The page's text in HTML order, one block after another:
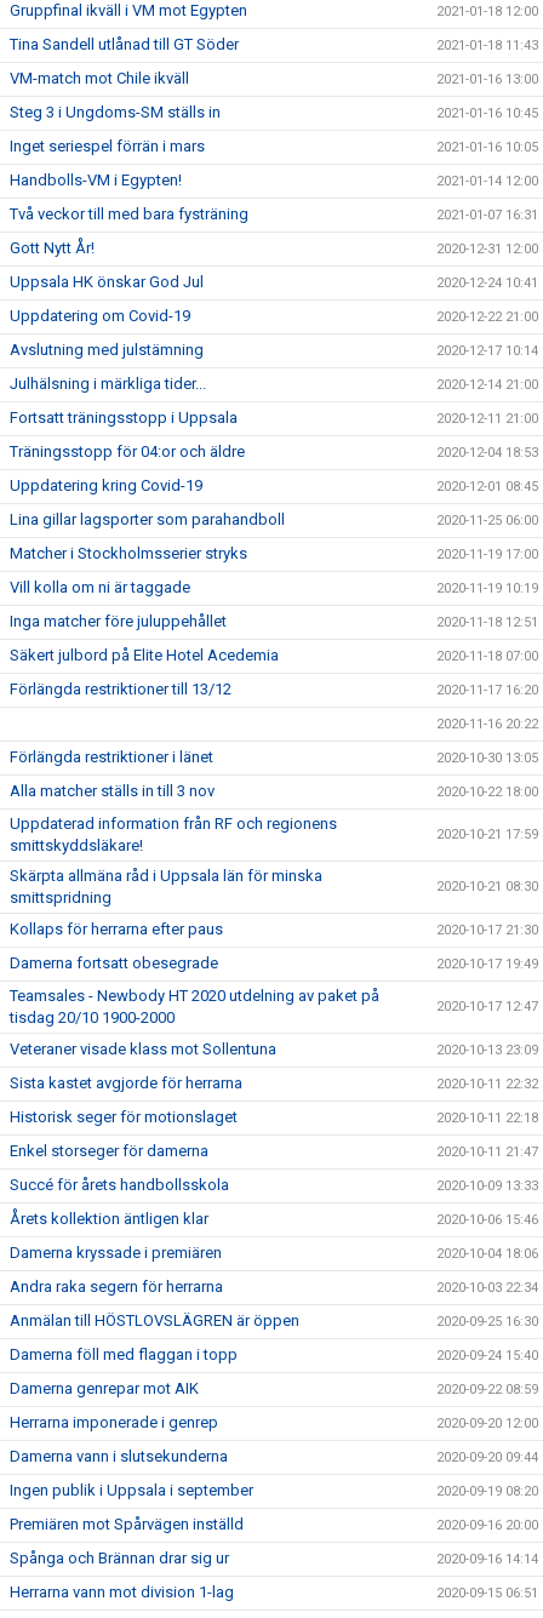
Gruppfinal ikväll i VM mot Egypten 2021-01-18 12:00
Tina Sandell utlånad till GT Söder 2021-01-18 11:43
VM-match mot Chile ikväll 2021-01-16 13:00
Steg 3 i Ungdoms-SM ställs in 2021-01-16 10:45
Inget seriespel förrän i mars 2021-01-16 10:05
Handbolls-VM i Egypten! 2021-01-14 12:00
Två veckor till med bara fysträning 2021-01-07 16:31
Gott Nytt År! 2020-12-31 12:00
Uppsala HK önskar God Jul 2020-12-24 10:41
Uppdatering om Covid-19 2020-12-22 21:00
Avslutning med julstämning 2020-12-17 10:14
Julhälsning i märkliga tider... 2020-12-14 21:00
Fortsatt träningsstopp i Uppsala 2020-12-11 21:00
Träningsstopp för 04:or och äldre 2020-12-04 18:53
Uppdatering kring Covid-19 2020-12-01 08:45
Lina gillar lagsporter som parahandboll 2020-11-25 06:00
Matcher i Stockholmsserier stryks 2020-11-19 17:00
Vill kolla om ni är taggade 2020-11-19 10:19
Inga matcher före juluppehållet 2020-11-18 12:51
Säkert julbord på Elite Hotel Acedemia 2020-11-18 07:00
Förlängda restriktioner till 13/12 2020-11-17 16:20
2020-11-16 20:22
Förlängda restriktioner i länet 2020-10-30 13:05
Alla matcher ställs in till 3 nov 2020-10-22 18:00
Uppdaterad information från RF och regionens
smittskyddsläkare!
2020-10-21 17:59
Skärpta allmäna råd i Uppsala län för minska
smittspridning
2020-10-21 08:30
Kollaps för herrarna efter paus 2020-10-17 21:30
Damerna fortsatt obesegrade 2020-10-17 19:49
Teamsales - Newbody HT 2020 utdelning av paket på
tisdag 20/10 1900-2000
2020-10-17 12:47
Veteraner visade klass mot Sollentuna 2020-10-13 23:09
Sista kastet avgjorde för herrarna 2020-10-11 22:32
Historisk seger för motionslaget 2020-10-11 22:18
Enkel storseger för damerna 2020-10-11 21:47
Succé för årets handbollsskola 2020-10-09 13:33
Årets kollektion äntligen klar 2020-10-06 15:46
Damerna kryssade i premiären 2020-10-04 18:06
Andra raka segern för herrarna 2020-10-03 22:34
Anmälan till HÖSTLOVSLÄGREN är öppen 2020-09-25 16:30
Damerna föll med flaggan i topp 2020-09-24 15:40
Damerna genrepar mot AIK 2020-09-22 08:59
Herrarna imponerade i genrep 2020-09-20 12:00
Damerna vann i slutsekunderna 2020-09-20 09:44
Ingen publik i Uppsala i september 2020-09-19 08:20
Premiären mot Spårvägen inställd 2020-09-16 20:00
Spånga och Brännan drar sig ur 2020-09-16 14:14
Herrarna vann mot division 1-lag 2020-09-15 06:51